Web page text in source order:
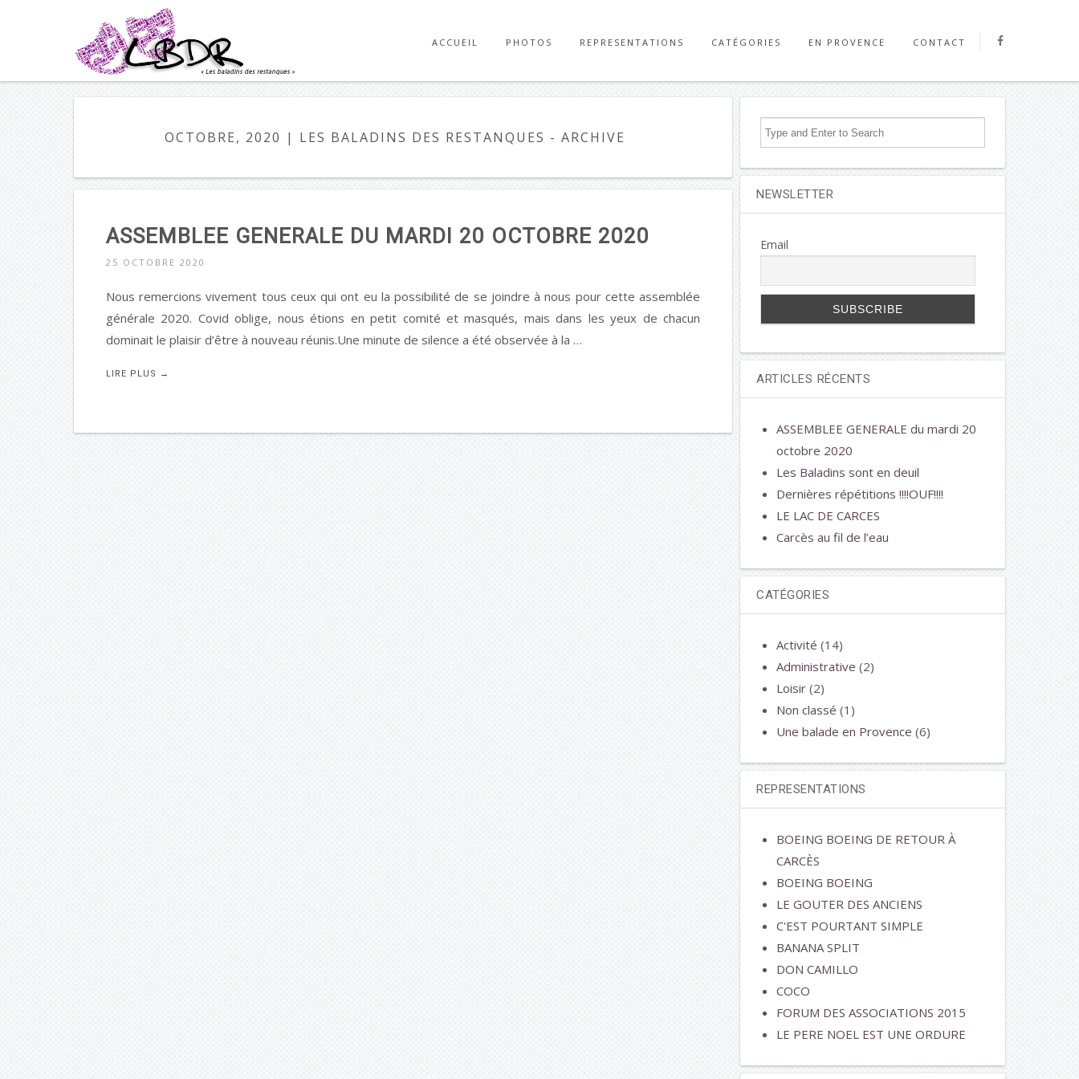
ACCUEIL PHOTOS REPRESENTATIONS CATÉGORIES EN PROVENCE CONTACT
OCTOBRE, 2020 | LES BALADINS DES RESTANQUES - ARCHIVE
ASSEMBLEE GENERALE DU MARDI 20 OCTOBRE 2020
25 OCTOBRE 2020
Nous remercions vivement tous ceux qui ont eu la possibilité de se joindre à nous pour cette assemblée
générale 2020. Covid oblige, nous étions en petit comité et masqués, mais dans les yeux de chacun
dominait le plaisir d’être à nouveau réunis.Une minute de silence a été observée à la …
LIRE PLUS →
NEWSLETTER
Email
ARTICLES RÉCENTS
ASSEMBLEE GENERALE du mardi 20
octobre 2020
Les Baladins sont en deuil
Dernières répétitions !!!!OUF!!!!
LE LAC DE CARCES
Carcès au fil de l’eau
CATÉGORIES
Activité (14)
Administrative (2)
Loisir (2)
Non classé (1)
Une balade en Provence (6)
REPRESENTATIONS
BOEING BOEING DE RETOUR À
CARCÈS
BOEING BOEING
LE GOUTER DES ANCIENS
C'EST POURTANT SIMPLE
BANANA SPLIT
DON CAMILLO
COCO
FORUM DES ASSOCIATIONS 2015
LE PERE NOEL EST UNE ORDURE